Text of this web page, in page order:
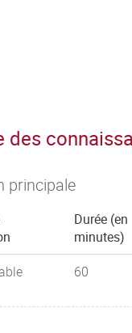
principale
Durée (en
minutes)
60